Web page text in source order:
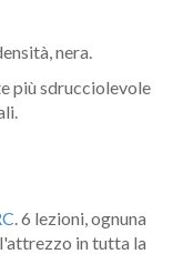
nera.
più sdrucciolevole
. 6 lezioni, ognuna
in tutta la